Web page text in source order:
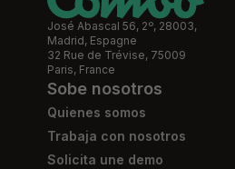
José Abascal 56, 2º, 28003,
Madrid, Espagne
32 Rue de Trévise, 75009
Paris, France
Sobe nosotros
Quienes somos
Trabaja con nosotros
Solicita une demo